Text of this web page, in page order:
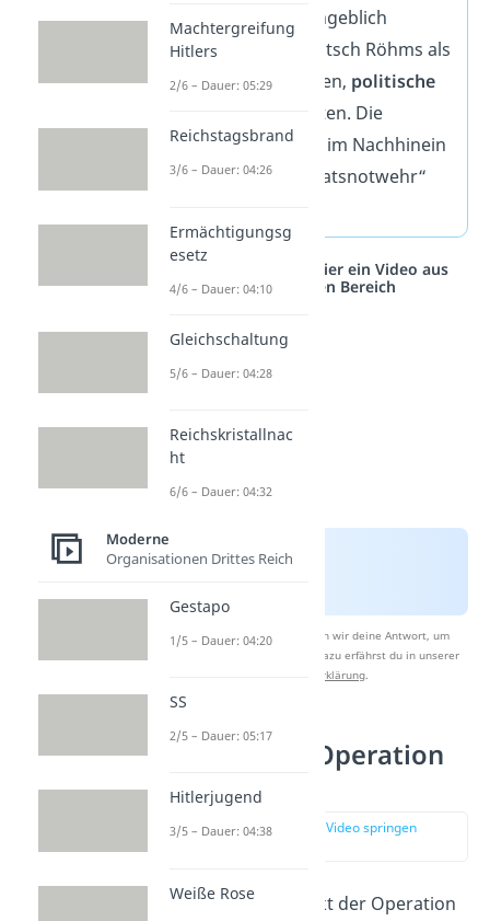
Dabei wurde ein angeblich
bevorstehender Putsch Röhms als
Vorwand genommen, politische
auszuschalten. Die
Mordaktion wurde im Nachhinein
per Gesetz als „Staatsnotwehr“
Studyflix vernetzt: Hier ein Video aus
einem anderen Bereich
Nach Beantwortung speichern wir deine Antwort, um
Studyflix zu verbessern. Mehr dazu erfährst du in unserer
Datenschutzerklärung.
Der Plan der Operation
Walküre
zur Stelle im Video springen
Entscheidender Punkt der Operation
Machtergreifung
Hitlers
2/6 – Dauer: 05:29
Reichstagsbrand
3/6 – Dauer: 04:26
Ermächtigungsg
esetz
4/6 – Dauer: 04:10
Gleichschaltung
5/6 – Dauer: 04:28
Reichskristallnac
ht
6/6 – Dauer: 04:32
Moderne
Organisationen Drittes Reich
Gestapo
1/5 – Dauer: 04:20
SS
2/5 – Dauer: 05:17
Hitlerjugend
3/5 – Dauer: 04:38
Weiße Rose